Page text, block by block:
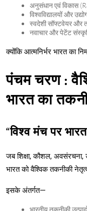
अनुसंधान एवं विकास
विश्वविद्यालयों और
स्वदेशी सॉफ्टवेयर और
नवाचार और पेटेंट
क्योंकि आत्मनिर्भर भारत का
पंचम चरण :
भारत का
“विश्व मंच पर
जब शिक्षा, कौशल, अवसंरचना,
भारत को वैश्विक तकनीकी
इसके अंतर्गत—
भारतीय तकनीकी